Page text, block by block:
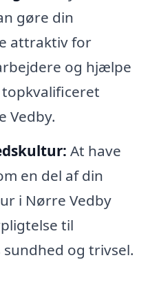
gøre din
attraktiv for
og hjælpe
Vedby.
At have
en del af din
i Nørre Vedby
til
og trivsel.